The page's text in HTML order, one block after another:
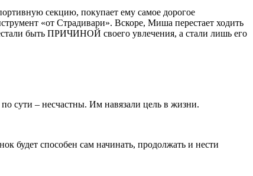
секцию, покупает ему самое дорогое
«от Страдивари». Вскоре, Миша перестает ходить
быть ПРИЧИНОЙ своего увлечения, а стали лишь его
сути – несчастны. Им навязали цель в жизни.
будет способен сам начинать, продолжать и нести